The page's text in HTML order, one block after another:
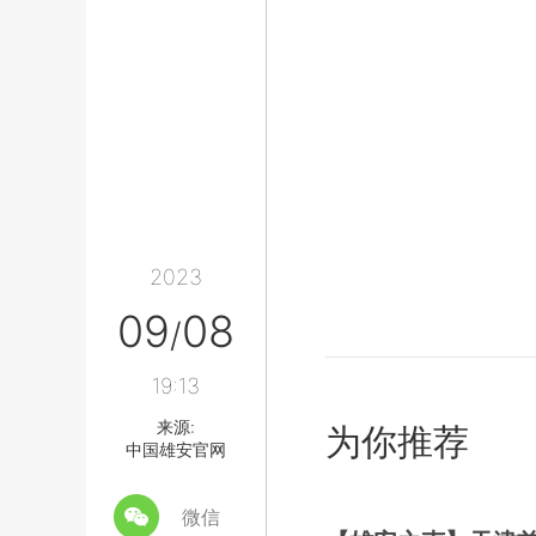
2023
09/08
19:13
来源:
中国雄安官网
微信
为你推荐